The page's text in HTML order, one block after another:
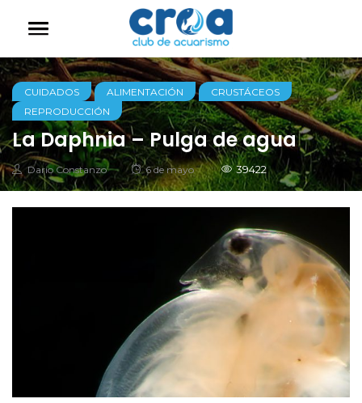
CUIDADOS ALIMENTACIÓN
CRUSTÁCEOS
REPRODUCCIÓN
La Daphnia – Pulga de agua
Autor
Dario Constanzo
Posted
on
6 de mayo 39422